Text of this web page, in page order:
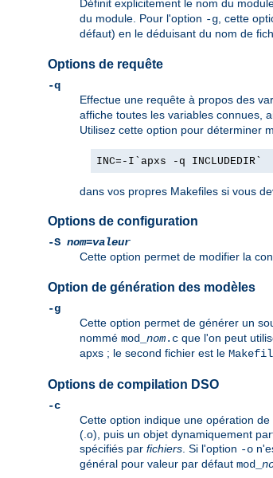
Définit explicitement le nom du
du module. Pour l'option -g , cette
défaut) en le déduisant du nom de
Options de requête
-q
Effectue une requête à propos des
affiche toutes les variables connues,
Utilisez cette option pour déterminer
INC=-I`apxs -q INCLUDEDIR`
dans vos propres Makefiles si vous
Options de configuration
-S nom=valeur
Cette option permet de modifier la
Option de génération des modèles
-g
Cette option permet de générer un
nommé mod_ nom.c que l'on peut
apxs ; le second fichier est le
Options de compilation DSO
-c
Cette option indique une opération
(.o), puis un objet dynamiquement
spécifiés par fichiers . Si l'option -o
général pour valeur par défaut mod_